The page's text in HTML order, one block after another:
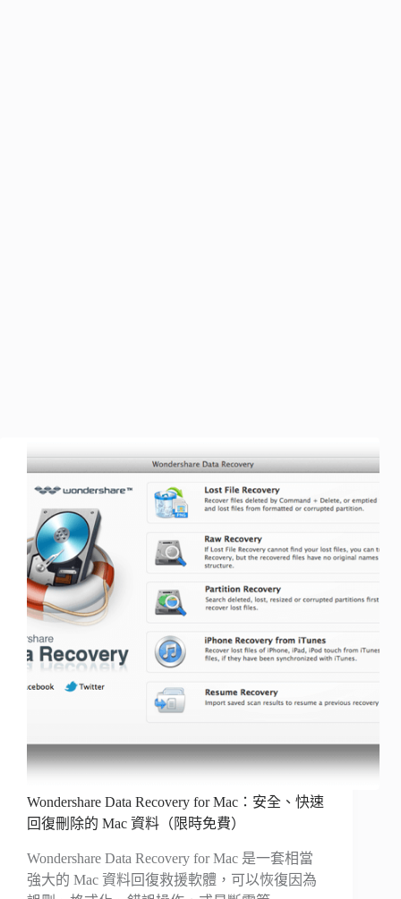
Wondershare Data Recovery for Mac：安全、快速
回復刪除的 Mac 資料（限時免費）
Wondershare Data Recovery for Mac 是一套相當
強大的 Mac 資料回復救援軟體，可以恢復因為